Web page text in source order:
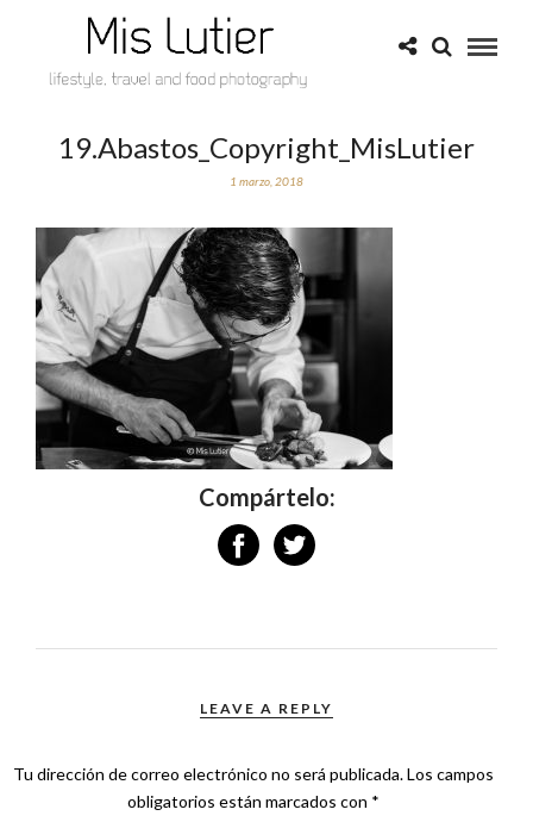
19.Abastos_Copyright_MisLutier
1 marzo, 2018
Compártelo:
LEAVE A REPLY
Tu dirección de correo electrónico no será publicada.Los campos
obligatorios están marcados con *